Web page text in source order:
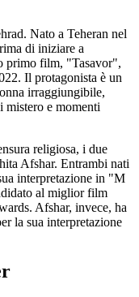
Nato a Teheran nel
di iniziare a
primo film, "Tasavor",
Il protagonista è un
irraggiungibile,
e momenti
religiosa, i due
Afshar. Entrambi nati
interpretazione in "M
al miglior film
Afshar, invece, ha
la sua interpretazione